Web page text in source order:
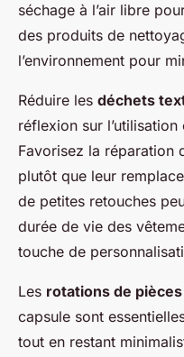
séchage à l’air libre
des produits de
l’environnement pour
Réduire les déchets
réflexion sur
Favorisez la réparation
plutôt que leur
de petites retouches
durée de vie des
touche de
Les rotations de pièces
capsule sont
tout en restant